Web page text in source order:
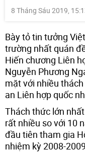
8 Tháng Sáu 2019,
Bày tỏ tin tưởng
trường nhất quán
Hiến chương Liên
Nguyễn Phương
mặt với nhiều
an Liên hợp quốc
Thách thức lớn
rất nhiều so với 10
đầu tiên tham gia
nhiệm kỳ 2008-